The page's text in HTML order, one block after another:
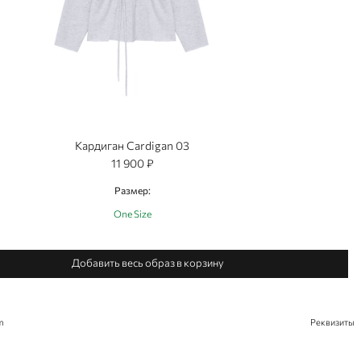
Кардиган Cardigan 03
11 900 ₽
Размер:
One Size
Добавить весь образ в корзину
Реквизиты